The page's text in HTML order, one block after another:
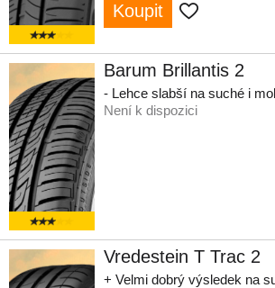
Koupit
Barum Brillantis 2
- Lehce slabší na suché i
Není k dispozici
Vredestein T Trac 2
+ Velmi dobrý výsledek na